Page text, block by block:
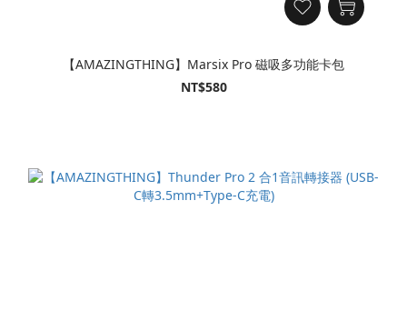
【AMAZINGTHING】Marsix Pro 磁吸多功能卡包
NT$580